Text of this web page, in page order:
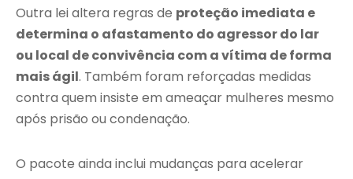
Outra lei altera regras de proteção imediata e
determina o afastamento do agressor do lar
ou local de convivência com a vítima de forma
mais ágil. Também foram reforçadas medidas
contra quem insiste em ameaçar mulheres mesmo
após prisão ou condenação.
O pacote ainda inclui mudanças para acelerar